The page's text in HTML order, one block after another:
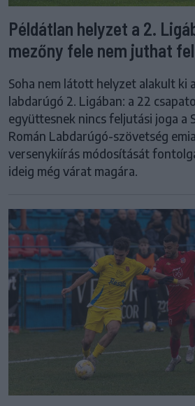
Példátlan helyzet a 2.
mezőny fele nem juthat
Soha nem látott helyzet alakult ki
labdarúgó 2. Ligában: a 22
együttesnek nincs feljutási joga a
Román Labdarúgó-szövetség
versenykiírás módosítását
ideig még várat magára.